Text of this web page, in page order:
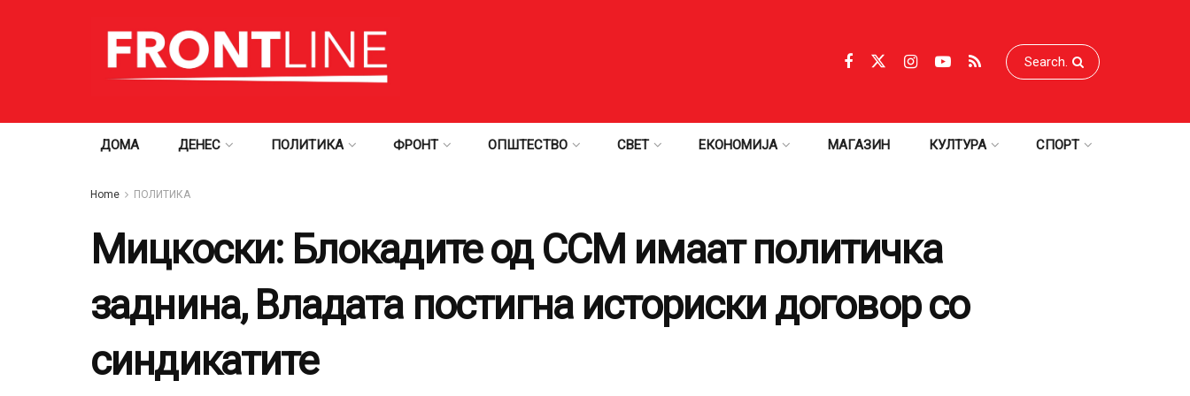
ДОМА ДЕНЕС ПОЛИТИКА ФРОНТ ОПШТЕСТВО СВЕТ ЕКОНОМИЈА МАГАЗИН КУЛТУРА СПОРТ
Home ПОЛИТИКА
Мицкоски: Блокадите од ССМ имаат политичка
заднина, Владата постигна историски договор со
синдикатите